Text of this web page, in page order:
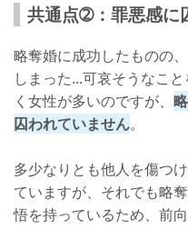
共通点➁：罪悪感に
略奪婚に成功したものの
しまった...可哀そうなこ
く女性が多いのですが、
囚われていません。
多少なりとも他人を傷つ
ていますが、それでも略
悟を持っているため、前